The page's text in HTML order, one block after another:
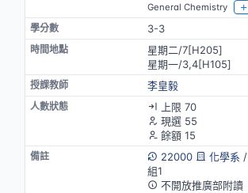
General Chemistry
3-3
星期二/7[H205]
星期一/3,4[H105]
李皇毅
上限 70
現選 55
餘額 15
22000
化學系 /
組1
不開放推廣部附讀